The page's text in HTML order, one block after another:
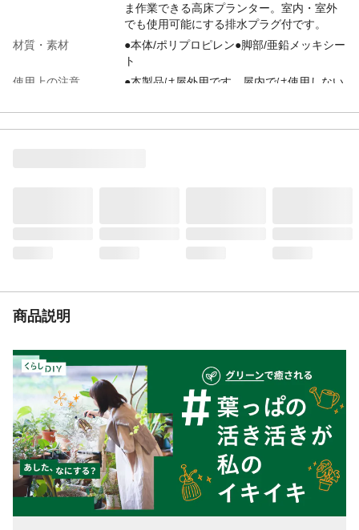
ま作業できる高床プランター。室内・室外
でも使用可能にする排水プラグ付です。
材質・素材
●本体/ポリプロピレン●脚部/亜鉛メッキシー
ト
使用上の注意
●本製品は屋外用です。屋内では使用しない
ださい。●火のそばに置かないでください。
商品説明